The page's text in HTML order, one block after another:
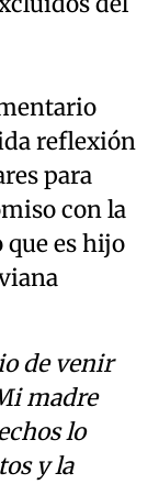
reflexión
para
con la
es hijo
de venir
madre
lo
y la